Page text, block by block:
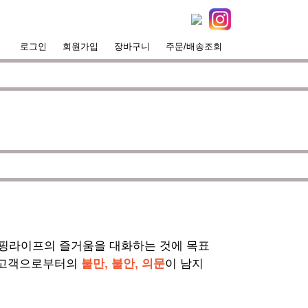
로그인 회원가입 장바구니 주문/배송조회
라이프의 즐거움을 대화하는 것에 목표
객으로부터의 불만, 불안, 의문이 남지